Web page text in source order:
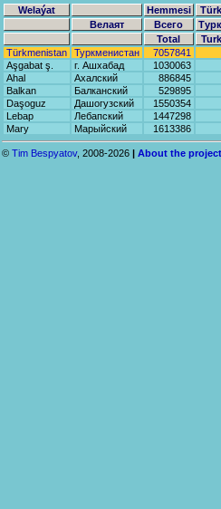
Welaýat Hemmesi
Велаят
Всего
Total
Türkmenistan
Туркменистан 7057841
Aşgabat ş.
г. Ашхабад 1030063
Ahal
Ахалский 886845
Balkan
Балканский 529895
Daşoguz
Дашогузский 1550354
Lebap
Лебапский 1447298
Mary
Марыйский 1613386
© Tim Bespyatov, 2008-2026 | About the project